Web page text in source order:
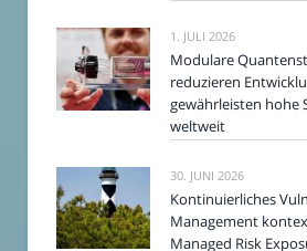
1. JULI 2026
Modulare
reduzieren
gewährleisten hohe
weltweit
30. JUNI 2026
Kontinuierliches
Management
Managed Risk